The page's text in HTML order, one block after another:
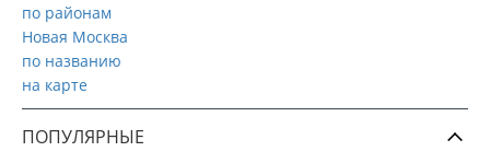
по районам
Новая Москва
по названию
на карте
ПОПУЛЯРНЫЕ